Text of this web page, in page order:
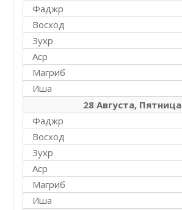
Фаджр
Восход
Зухр
Аср
Магриб
Иша
28 Августа, Пятница
Фаджр
Восход
Зухр
Аср
Магриб
Иша